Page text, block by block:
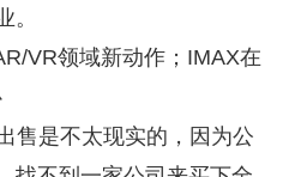
。
售是不太现实的，因为公